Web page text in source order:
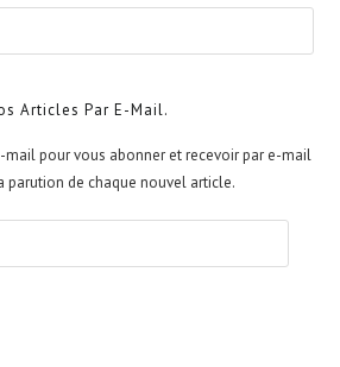
Articles Par E-Mail.
mail pour vous abonner et recevoir par e-mail
de chaque nouvel article.